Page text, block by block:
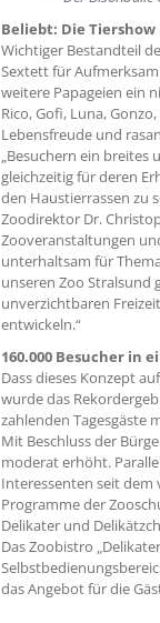
Beliebt: Die Tiershow
Wichtiger Bestandteil
Sextett für
weitere Papageien ein
Rico, Gofi, Luna,
Lebensfreude und
„Besuchern ein breites
gleichzeitig für deren
den Haustierrassen zu
Zoodirektor Dr.
Zooveranstaltungen
unterhaltsam für
unseren Zoo Stralsund
unverzichtbaren
entwickeln.“
160.000 Besucher in
Dass dieses Konzept
wurde das
zahlenden Tagesgäste
Mit Beschluss der
moderat erhöht.
Interessenten seit dem
Programme der
Delikater und
Das Zoobistro
das Angebot für die